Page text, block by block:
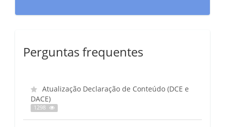
Perguntas frequentes
Atualização Declaração de Conteúdo (DCE e
DACE)
1298